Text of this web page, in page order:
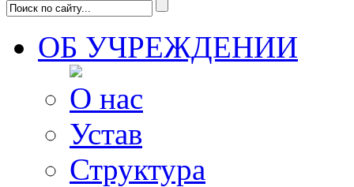
ОБ УЧРЕЖДЕНИИ
О нас
Устав
Структура